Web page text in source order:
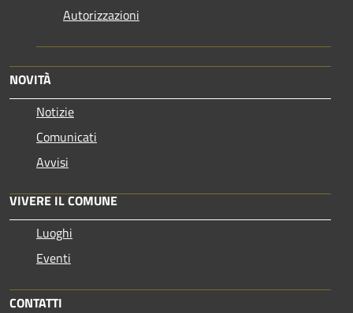
Autorizzazioni
NOVITÀ
Notizie
Comunicati
Avvisi
VIVERE IL COMUNE
Luoghi
Eventi
CONTATTI